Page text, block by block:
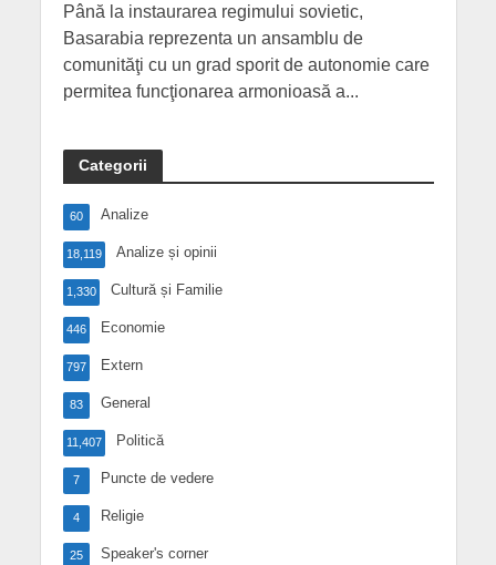
Până la instaurarea regimului sovietic,
Basarabia reprezenta un ansamblu de
comunităţi cu un grad sporit de autonomie care
permitea funcţionarea armonioasă a...
Categorii
Analize
60
Analize și opinii
18,119
Cultură și Familie
1,330
Economie
446
Extern
797
General
83
Politică
11,407
Puncte de vedere
7
Religie
4
Speaker's corner
25